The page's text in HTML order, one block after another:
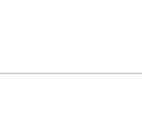
ますのでライ
方に変更する